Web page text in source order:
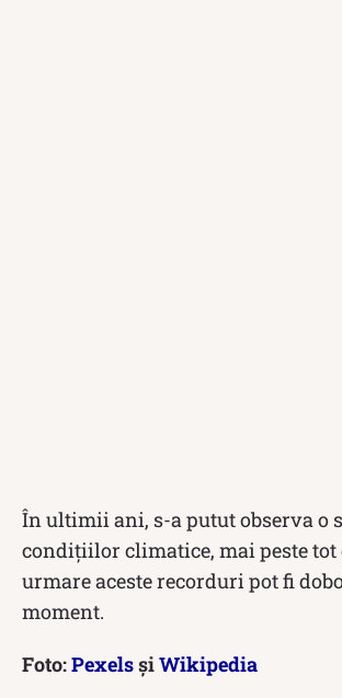
În ultimii ani, s-a putut observa o
condițiilor climatice, mai peste tot
urmare aceste recorduri pot fi
moment.
Foto:PexelsșiWikipedia